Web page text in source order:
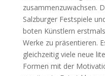
zusammenzuwachsen.
Salzburger Festspiele
boten Künstlern
Werke zu präsentieren.
gleichzeitig viele neue
Formen mit der